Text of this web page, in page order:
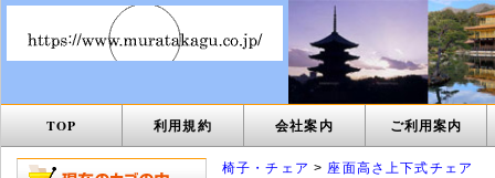
TOP 利用規約 会社案内 ご利用案内
椅子・チェア > 座面高さ上下式チェア